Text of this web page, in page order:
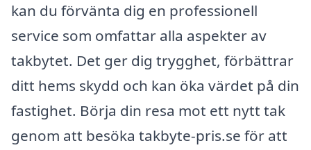
kan du förvänta dig en professionell
service som omfattar alla aspekter av
takbytet. Det ger dig trygghet, förbättrar
ditt hems skydd och kan öka värdet på din
fastighet. Börja din resa mot ett nytt tak
genom att besöka takbyte-pris.se för att